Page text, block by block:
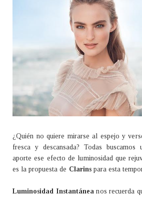
¿Quién no quiere mirarse al espejo y
fresca y descansada? Todas buscamos
aporte ese efecto de luminosidad que
es la propuesta de Clarinspara esta
Luminosidad Instantánea nos recuerda